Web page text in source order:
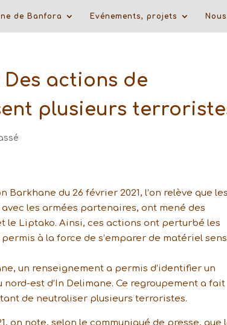
de Banfora Evénements, projets
actions de
plusieurs
du 26 février 2021, l’on relève que les
les armées partenaires, ont mené des
le Liptako. Ainsi, ces actions ont perturbé les
à la force de s’emparer de matériel
un renseignement a permis d’identifier un
est d’In Delimane. Ce regroupement a fait
de neutraliser plusieurs terroristes.
on note, selon le communiqué de presse, que